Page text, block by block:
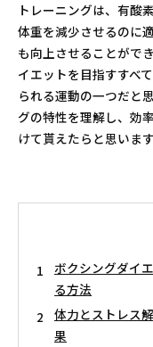
トレーニングは、有酸
体重を減少させるのに
も向上させることがで
イエットを目指すすべ
られる運動の一つだと
グの特性を理解し、効
けて貰えたらと思います
ボクシングダイ
る方法
体力とストレス
果